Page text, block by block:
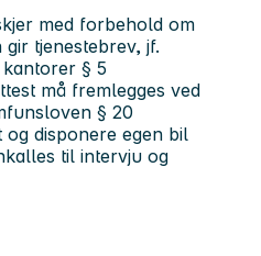
med forbehold om
tjenestebrev, jf.
§ 5
må fremlegges ved
§ 20
disponere egen bil
til intervju og